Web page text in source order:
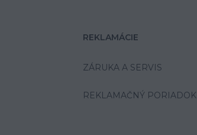
REKLAMÁCIE
ZÁRUKA A SERVIS
REKLAMAČNÝ PORIADOK